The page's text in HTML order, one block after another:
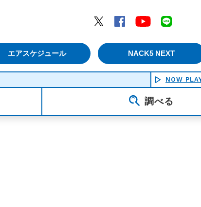
Twitter
Facebook YouTube
エアスケジュール NACK5 NEXT
NOW
調べる